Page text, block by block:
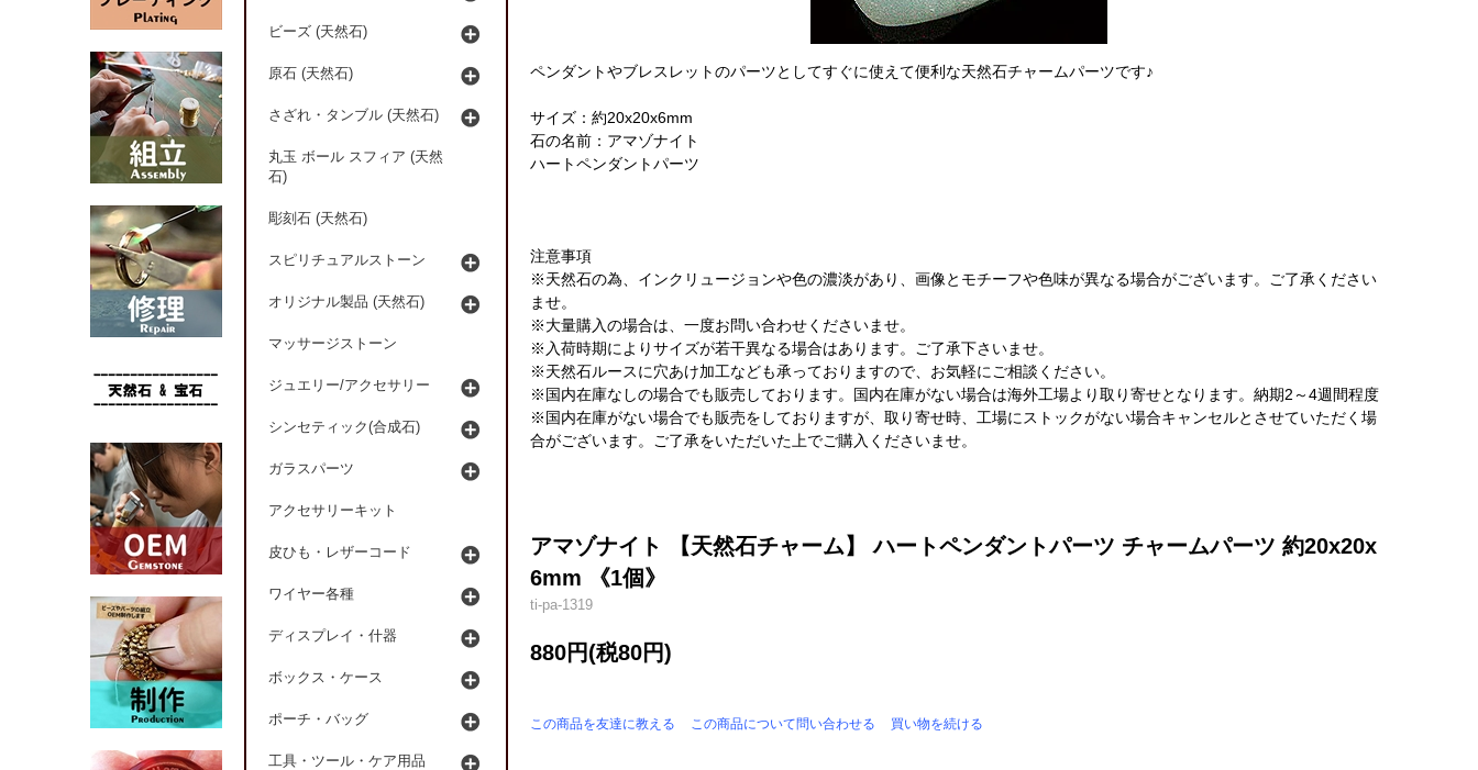
ペンダントやブレスレットのパーツとしてすぐに使えて便利な天然石チャームパーツです♪
サイズ：約20x20x6mm
石の名前：アマゾナイト
ハートペンダントパーツ
注意事項
※天然石の為、インクリュージョンや色の濃淡があり、画像とモチーフや色味が異なる場合がございます。ご了承ください
ませ。
※大量購入の場合は、一度お問い合わせくださいませ。
※入荷時期によりサイズが若干異なる場合はあります。ご了承下さいませ。
※天然石ルースに穴あけ加工なども承っておりますので、お気軽にご相談ください。
※国内在庫なしの場合でも販売しております。国内在庫がない場合は海外工場より取り寄せとなります。納期2～4週間程度
※国内在庫がない場合でも販売をしておりますが、取り寄せ時、工場にストックがない場合キャンセルとさせていただく場
合がございます。ご了承をいただいた上でご購入くださいませ。
アマゾナイト 【天然石チャーム】 ハートペンダントパーツ チャームパーツ 約20x20x
6mm 《1個》
ti-pa-1319
880円(税80円)
この商品を友達に教える この商品について問い合わせる 買い物を続ける
ビーズ (天然石)
原石 (天然石)
さざれ・タンブル (天然石)
丸玉 ボール スフィア (天然
石)
彫刻石 (天然石)
スピリチュアルストーン
オリジナル製品 (天然石)
マッサージストーン
ジュエリー/アクセサリー
シンセティック(合成石)
ガラスパーツ
アクセサリーキット
皮ひも・レザーコード
ワイヤー各種
ディスプレイ・什器
ボックス・ケース
ポーチ・バッグ
工具・ツール・ケア用品